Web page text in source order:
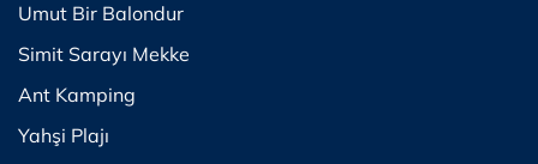
Umut Bir Balondur
Simit Sarayı Mekke
Ant Kamping
Yahşi Plajı